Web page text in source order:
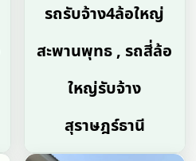
รถรับจ้าง4ล้อใหญ่
สะพานพุทธ , รถสี่ล้อ
ใหญ่รับจ้าง
สุราษฎร์ธานี